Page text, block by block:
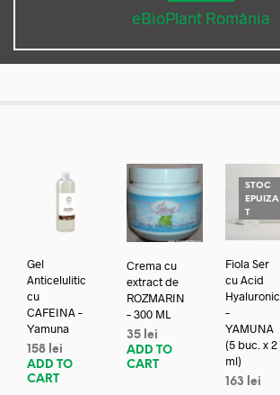
eBioPlant România
Gel
Anticelulitic
cu
CAFEINA –
Yamuna
158 lei
ADD TO
CART
Crema cu
extract de
ROZMARIN
– 300 ML
35 lei
ADD TO
CART
STOC
EPUIZA
T
Fiola Ser
cu Acid
Hyaluronic
–
YAMUNA
(5 buc. x 2
ml)
163
lei